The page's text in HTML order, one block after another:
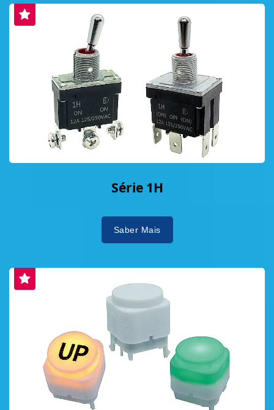
Série 1H
Saber Mais